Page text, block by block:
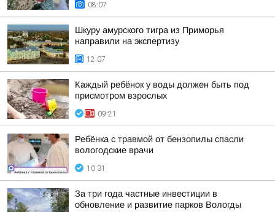
08:07
Шкуру амурского тигра из Приморья
направили на экспертизу
12:07
Каждый ребёнок у воды должен быть под
присмотром взрослых
09:21
Ребёнка с травмой от бензопилы спасли
вологодские врачи
10:31
За три года частные инвестиции в
обновление и развитие парков Вологды